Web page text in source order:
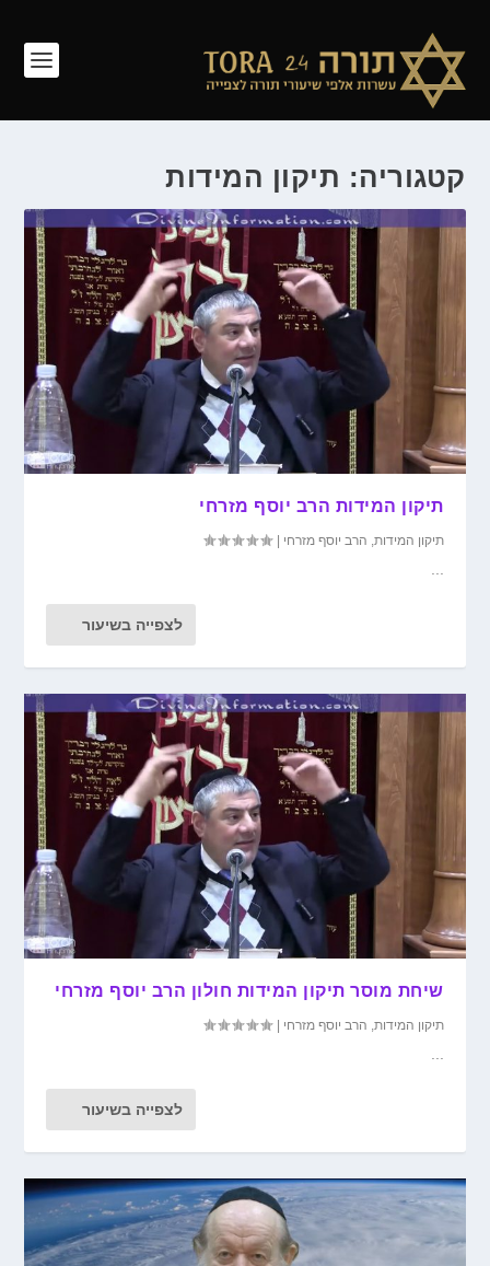
קטגוריה: תיקון המידות
תיקון המידות הרב יוסף מזרחי
תיקון המידות הרב יוסף מזרחי |
לצפייה בשיעור
שיחת מוסר תיקון המידות חולון הרב יוסף מזרחי
תיקון המידות הרב יוסף מזרחי |
לצפייה בשיעור